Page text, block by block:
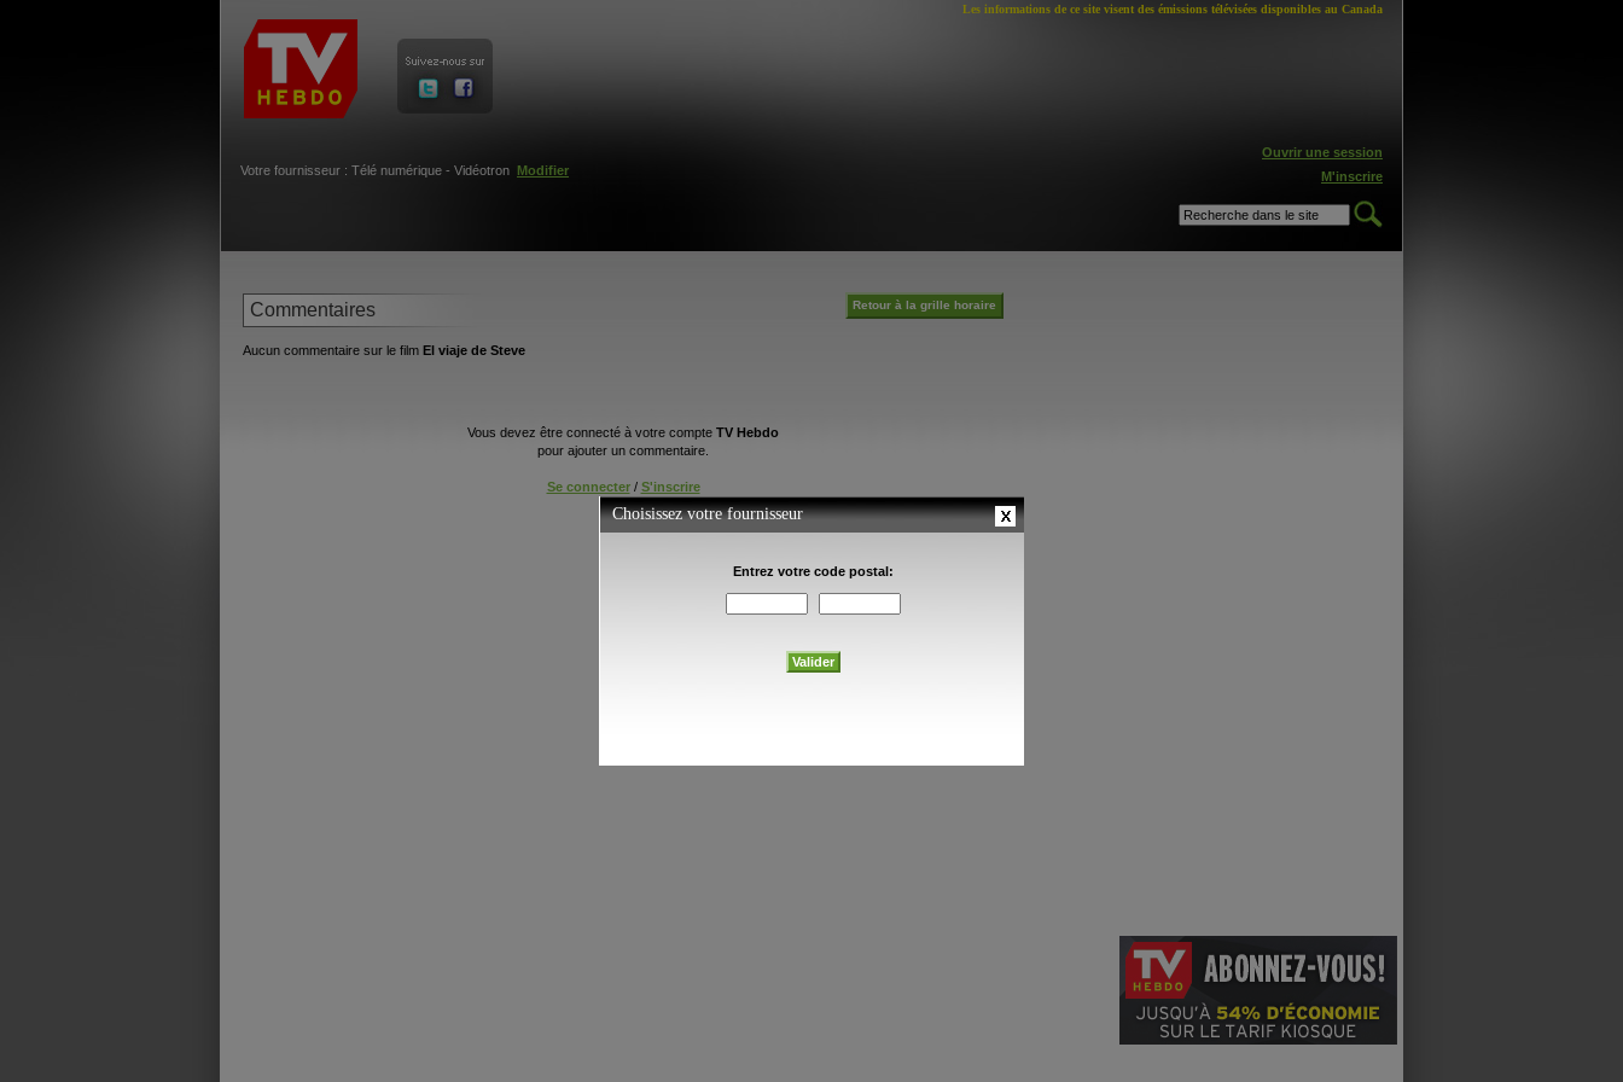
Les informations de ce site visent des émissions télévisées disponibles au Canada
Votre fournisseur : Télé numérique - Vidéotron Modifier
Ouvrir une session
M'inscrire
Commentaires Retour à la grille horaire
Aucun commentaire sur le film El viaje de Steve
Vous devez être connecté à votre compte TV Hebdo
pour ajouter un commentaire.
Se connecter/ S'inscrire